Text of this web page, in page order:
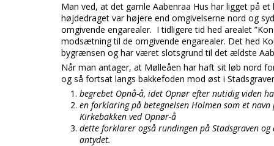
Man ved, at det gamle Aabenraa Hus har ligget på
højdedraget var højere end omgivelserne nord og
omgivende engarealer. I tidligere tid hed arealet
modsætning til de omgivende engarealer. Det hed
bygrænsen og har været slotsgrund til det ældste
Når man antager, at Mølleåen har haft sit løb nord
og så fortsat langs bakkefoden mod øst i
begrebet Opnå-å, idet Opnør efter nutidig viden
en forklaring på betegnelsen Holmen som et
Kirkebakken ved Opnør-å
dette forklarer også rundingen på Stadsgraven
antydet.